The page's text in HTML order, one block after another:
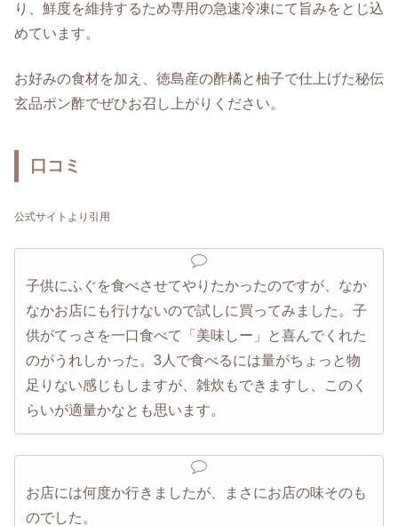
り、鮮度を維持するため専用の急速冷凍にて旨みをとじ込
めています。
お好みの食材を加え、徳島産の酢橘と柚子で仕上げた秘伝
玄品ポン酢でぜひお召し上がりください。
口コミ
公式サイトより引用
子供にふぐを食べさせてやりたかったのですが、なか
なかお店にも行けないので試しに買ってみました。子
供がてっさを一口食べて「美味しー」と喜んでくれた
のがうれしかった。3人で食べるには量がちょっと物
足りない感じもしますが、雑炊もできますし、このく
らいが適量かなとも思います。
お店には何度か行きましたが、まさにお店の味そのも
のでした。